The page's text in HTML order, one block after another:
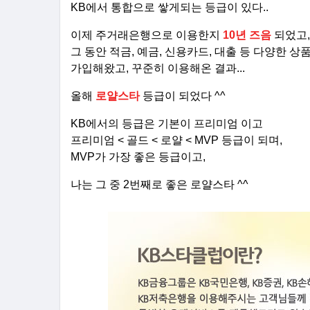
KB에서 통합으로 쌓게되는 등급이 있다..
이제 주거래은행으로 이용한지 10년 즈음 되었고,
그 동안 적금, 예금, 신용카드, 대출 등 다양한 상
가입해왔고, 꾸준히 이용해온 결과...
올해 로얄스타등급이 되었다 ^^
KB에서의 등급은 기본이 프리미엄 이고
프리미엄 < 골드 < 로얄 < MVP 등급이 되며,
MVP가 가장 좋은 등급이고,
나는 그 중 2번째로 좋은 로얄스타 ^^